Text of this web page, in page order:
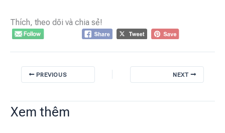
Thích, theo dõi và chia sẻ!
PREVIOUS NEXT
Xem thêm